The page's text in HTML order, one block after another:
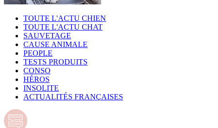
TOUTE L'ACTU CHIEN
TOUTE L'ACTU CHAT
SAUVETAGE
CAUSE ANIMALE
PEOPLE
TESTS PRODUITS
CONSO
HÉROS
INSOLITE
ACTUALITÉS FRANÇAISES